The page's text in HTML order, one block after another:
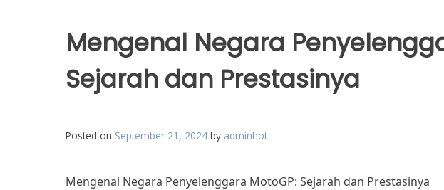
Mengenal Negara
Sejarah dan Prestasinya
Posted on September 21, 2024 by adminhot
Mengenal Negara Penyelenggara MotoGP: Sejarah dan Prestasinya